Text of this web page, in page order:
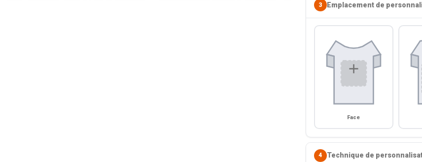
3 Emplacement de
Face
4 Technique de